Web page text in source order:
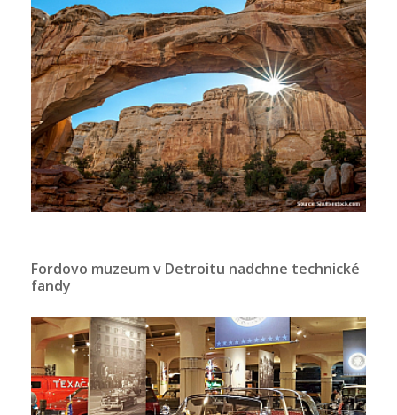
Fordovo muzeum v Detroitu nadchne technické
fandy